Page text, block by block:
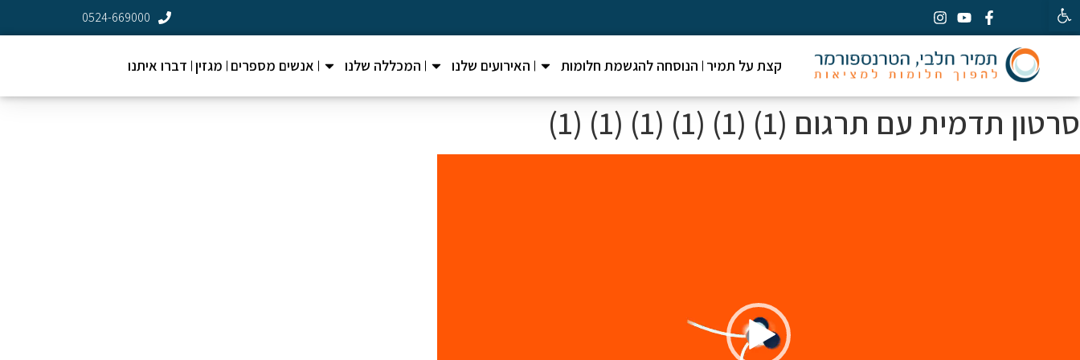
פתח סרגל נגישות
0524-669000
קצת על תמיר הנוסחה להגשמת חלומות האירועים שלנו המכללה שלנו אנשים מספרים מגזין דברו איתנו
סרטון תדמית עם תרגום (1) (1) (1) (1) (1) (1)